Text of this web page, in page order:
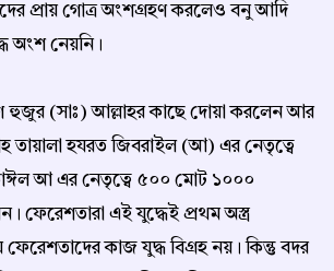
প্রায় গোত্র অংশগ্রহণ করলেও বনু আদি
অংশ নেয়নি।
(সাঃ) আল্লাহর কাছে দোয়া করলেন আর
তায়ালা হযরত জিবরাইল (আ) এর নেতৃত্বে
আ এর নেতৃত্বে ৫০০ মোট ১০০০
ফেরেশতারা এই যুদ্ধেই প্রথম অস্ত্র
ফেরেশতাদের কাজ যুদ্ধ বিগ্রহ নয়। কিন্তু বদর